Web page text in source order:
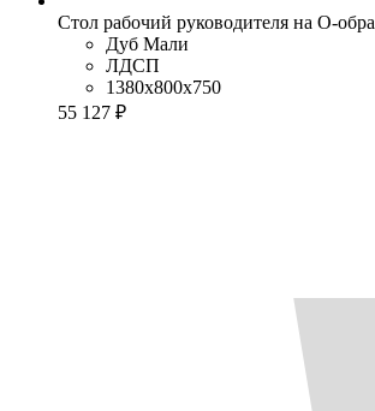
Стол рабочий руководителя на О-
Дуб Мали
ЛДСП
1380x800x750
55 127 ₽